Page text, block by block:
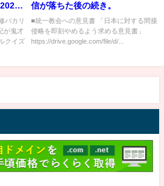
バカリ
が鬼才
クイズ
信が落ちた後の続き。
■統一教会への意見書 「日本に対する間接
侵略を即刻やめるよう求める意見書」
https://drive.google.com/file/d/...